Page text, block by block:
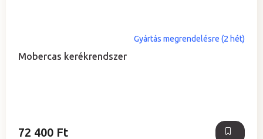
Mobercas kerékrendszer
Gyártás megrendelésre (2 hét)
72 400 Ft